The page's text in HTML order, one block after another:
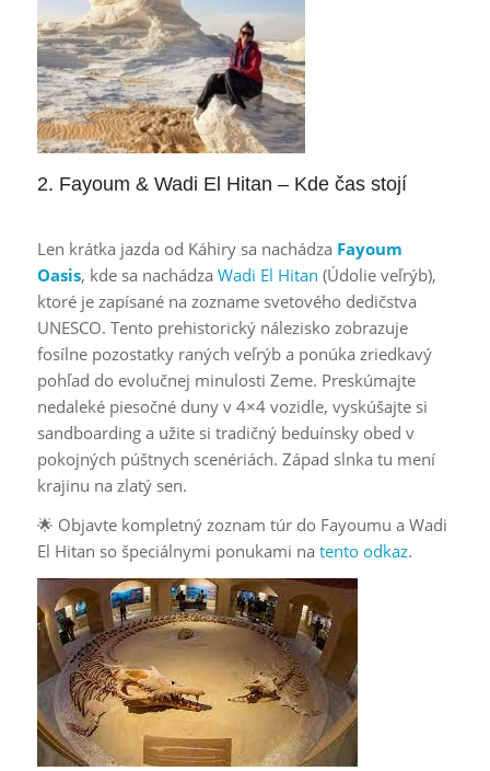
2. Fayoum & Wadi El Hitan – Kde čas stojí
Len krátka jazda od Káhiry sa nachádza Fayoum
Oasis, kde sa nachádza Wadi El Hitan (Údolie veľrýb),
ktoré je zapísané na zozname svetového dedičstva
UNESCO. Tento prehistorický nálezisko zobrazuje
fosílne pozostatky raných veľrýb a ponúka zriedkavý
pohľad do evolučnej minulosti Zeme. Preskúmajte
nedaleké piesočné duny v 4×4 vozidle, vyskúšajte si
sandboarding a užite si tradičný beduínsky obed v
pokojných púštnych scenériách. Západ slnka tu mení
krajinu na zlatý sen.
🌟 Objavte kompletný zoznam túr do Fayoumu a Wadi
El Hitan so špeciálnymi ponukami na tento odkaz.